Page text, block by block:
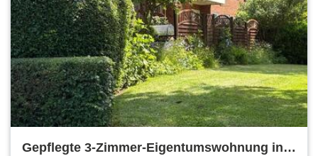
Gepflegte 3-Zimmer-Eigentumswohnung in